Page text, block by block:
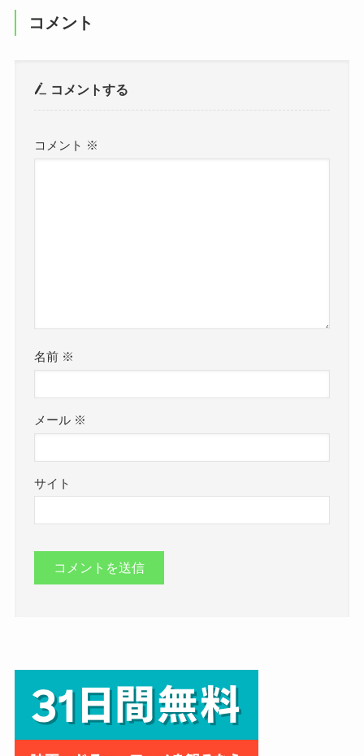
コメント
コメントする
コメント ※
名前 ※
メール ※
サイト